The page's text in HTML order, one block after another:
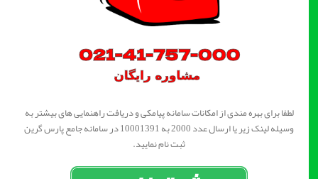
لطفا برای بهره مندی از امکانات سامانه پیامکی و دریافت راهنمایی های بیشتر به
وسیله لینک زیر یا ارسال عدد 2000 به 10001391 در سامانه جامع پارس گرین
ثبت نام نمایید.